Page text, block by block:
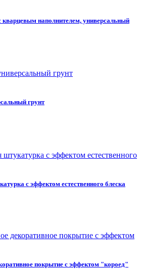
наполнителем, универсальный
грунт
с эффектом естественного блеска
покрытие с эффектом "короед"